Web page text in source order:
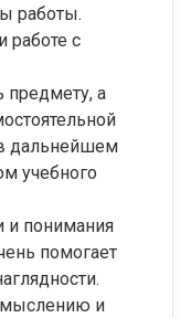
работы.
работе с
предмету, а
в дальнейшем
учебного
и понимания
помогает
и